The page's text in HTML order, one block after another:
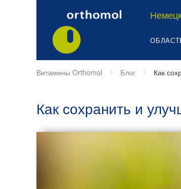
Витамины Orthomol Блог Как
Как сохранить и